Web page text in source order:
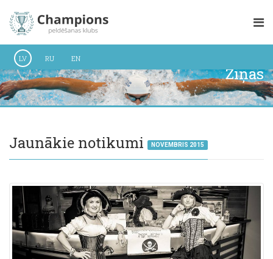
LV RU EN
Ziņas
Jaunākie notikumi NOVEMBRIS 2015